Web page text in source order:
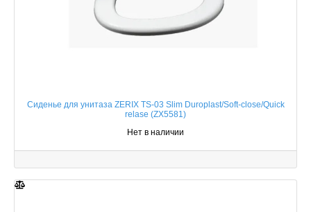
Сиденье для унитаза ZERIX TS-03 Slim Duroplast/Soft-close/Quick
relase (ZX5581)
Нет в наличии